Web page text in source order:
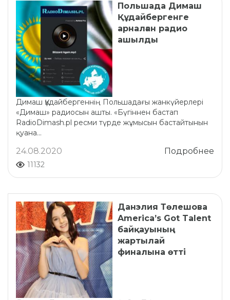
Польшада Димаш
Құдайбергенге
арналған радио
ашылды
Димаш Құдайбергеннің Польшадағы жанкүйерлері
«Димаш» радиосын ашты. «Бүгіннен бастап
RadioDimash.pl ресми түрде жұмысын бастайтынын
қуана...
Подробнее
24.08.2020
11132
Данэлия Төлешова
America’s Got Talent
байқауының
жартылай
финалына өтті